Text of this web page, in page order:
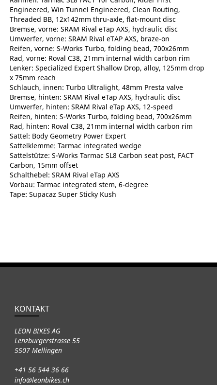
Engineered, Win Tunnel Engineered, Clean Routing,
Threaded BB, 12x142mm thru-axle, flat-mount disc
Bremse, vorne: SRAM Rival eTap AXS, hydraulic disc
Umwerfer, vorne: SRAM Rival eTAP AXS, braze-on
Reifen, vorne: S-Works Turbo, folding bead, 700x26mm
Rad, vorne: Roval C38, 21mm internal width carbon rim
Lenker: Specialized Expert Shallow Drop, alloy, 125mm drop
x 75mm reach
Schlauch, innen: Turbo Ultralight, 48mm Presta valve
Bremse, hinten: SRAM Rival eTap AXS, hydraulic disc
Umwerfer, hinten: SRAM Rival eTap AXS, 12-speed
Reifen, hinten: S-Works Turbo, folding bead, 700x26mm
Rad, hinten: Roval C38, 21mm internal width carbon rim
Sattel: Body Geometry Power Expert
Sattelklemme: Tarmac integrated wedge
Sattelstütze: S-Works Tarmac SL8 Carbon seat post, FACT
Carbon, 15mm offset
Schalthebel: SRAM Rival eTap AXS
Vorbau: Tarmac integrated stem, 6-degree
Tape: Supacaz Super Sticky Kush
KONTAKT
LEON BIKES AG
Lenzburgerstrasse 55
5507 Mellingen
+41 56 544 36 66
info@leonbikes.ch